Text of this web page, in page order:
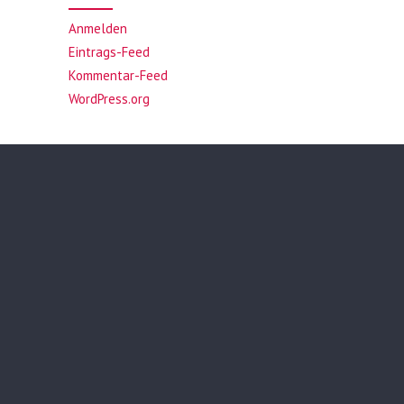
Anmelden
Eintrags-Feed
Kommentar-Feed
WordPress.org